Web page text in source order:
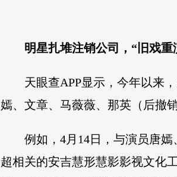
明星扎堆注销公司，“旧戏重
天眼查APP显示，今年以来
嫣、文章、马薇薇、那英（后撤
例如，4月14日，与演员唐
超相关的安吉慧形慧影影视文化